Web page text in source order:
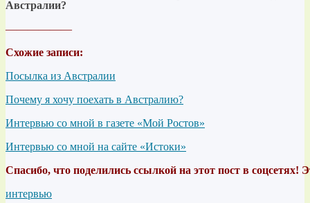
Австралии?
——————
Схожие записи:
Посылка из Австралии
Почему я хочу поехать в Австралию?
Интервью со мной в газете «Мой Ростов»
Интервью со мной на сайте «Истоки»
Спасибо, что поделились ссылкой на этот пост в соцсетях!
интервью